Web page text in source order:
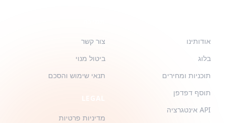
אודותינו
בלוג
תוכניות ומחירים
תוסף דפדפן
API אינטגרציה
צור קשר
ביטול מנוי
תנאי שימוש והסכם
מדיניות פרטיות